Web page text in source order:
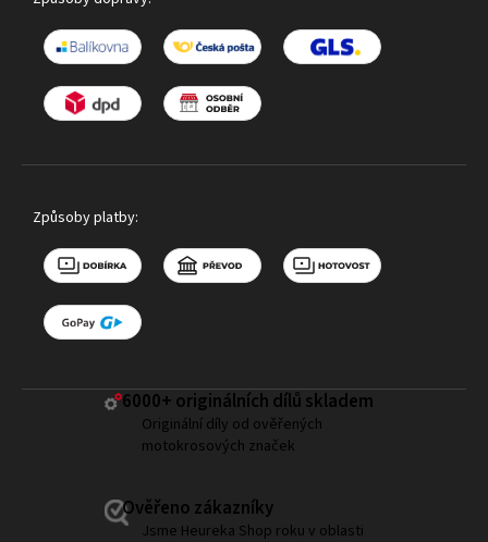
Způsoby platby:
6000+ ​originálních dílů skladem
Originální díly od ověřených
motokrosových značek
Ověřeno zákazníky
Jsme Heureka Shop roku v oblasti